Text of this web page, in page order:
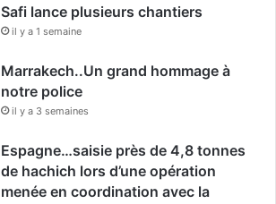
Safi lance plusieurs chantiers
il y a 1 semaine
Marrakech..Un grand hommage à
notre police
il y a 3 semaines
Espagne…saisie près de 4,8 tonnes
de hachich lors d’une opération
menée en coordination avec la